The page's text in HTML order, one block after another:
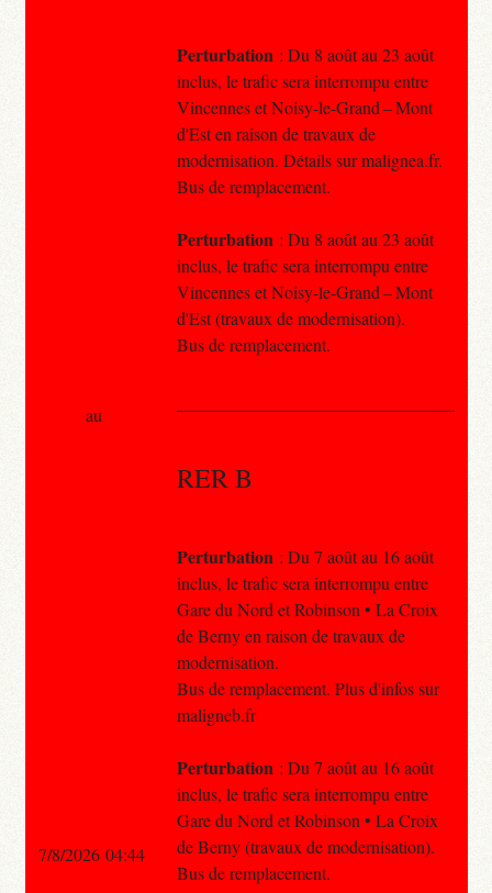
Perturbation : Du 8 août au 23 août
inclus, le trafic sera interrompu entre
Vincennes et Noisy-le-Grand – Mont
d'Est en raison de travaux de
modernisation. Détails sur malignea.fr.
Bus de remplacement.
Perturbation : Du 8 août au 23 août
inclus, le trafic sera interrompu entre
Vincennes et Noisy-le-Grand – Mont
d'Est (travaux de modernisation).
Bus de remplacement.
RER B
Perturbation : Du 7 août au 16 août
inclus, le trafic sera interrompu entre
Gare du Nord et Robinson • La Croix
de Berny en raison de travaux de
modernisation.
Bus de remplacement. Plus d'infos sur
maligneb.fr
Perturbation : Du 7 août au 16 août
inclus, le trafic sera interrompu entre
Gare du Nord et Robinson • La Croix
de Berny (travaux de modernisation).
Bus de remplacement.
au
7/8/2026 04:44